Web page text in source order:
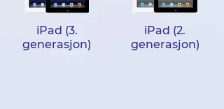
iPad (3.
generasjon)
iPad (2.
generasjon)